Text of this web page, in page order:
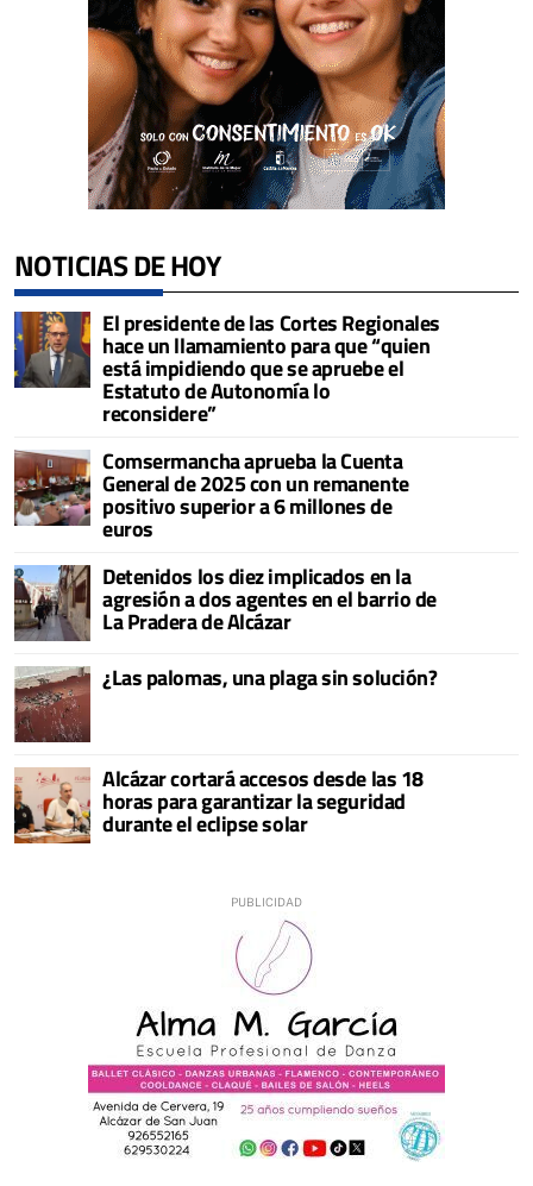
NOTICIAS DE HOY
El presidente de las Cortes Regionales
hace un llamamiento para que “quien
está impidiendo que se apruebe el
Estatuto de Autonomía lo
reconsidere”
Comsermancha aprueba la Cuenta
General de 2025 con un remanente
positivo superior a 6 millones de
euros
Detenidos los diez implicados en la
agresión a dos agentes en el barrio de
La Pradera de Alcázar
¿Las palomas, una plaga sin solución?
Alcázar cortará accesos desde las 18
horas para garantizar la seguridad
durante el eclipse solar